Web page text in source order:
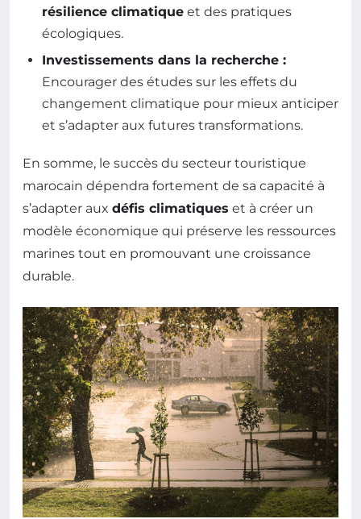
résilience climatique et des pratiques
écologiques.
Investissements dans la recherche :
Encourager des études sur les effets du
changement climatique pour mieux anticiper
et s’adapter aux futures transformations.
En somme, le succès du secteur touristique
marocain dépendra fortement de sa capacité à
s’adapter aux défis climatiques et à créer un
modèle économique qui préserve les ressources
marines tout en promouvant une croissance
durable.